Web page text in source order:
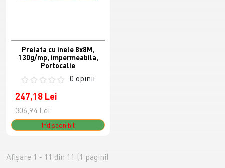
Prelata cu inele 8x8M,
130g/mp, impermeabila,
Portocalie
0 opinii
247,18 Lei
306,94 Lei
Indisponibil
Afişare 1 - 11 din 11 (1 pagini)